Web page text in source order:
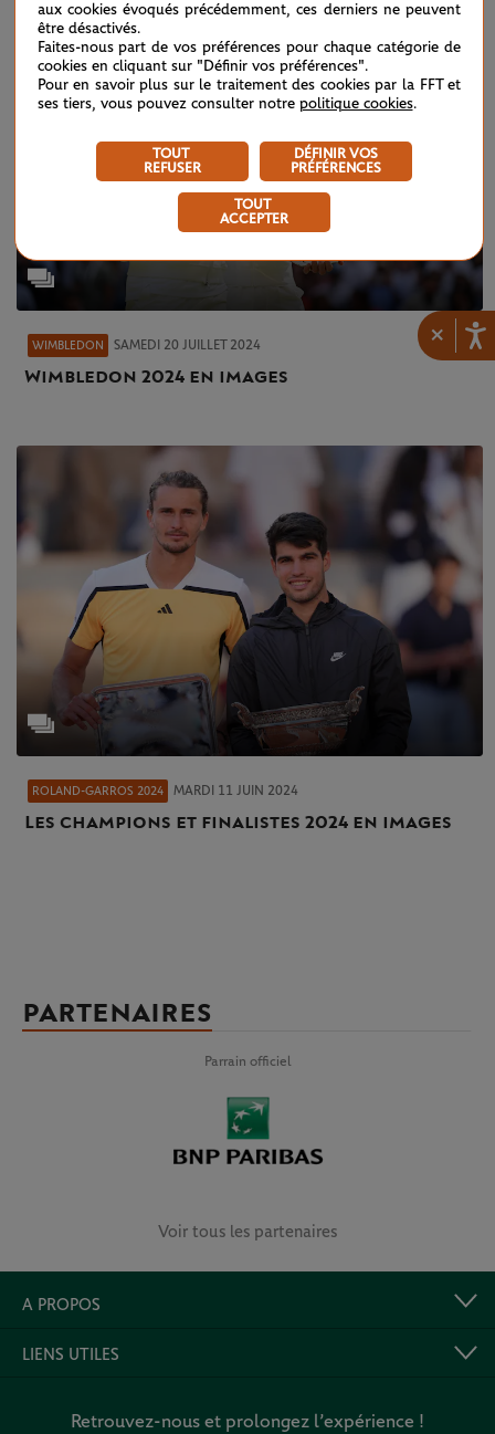
×
WIMBLEDON SAMEDI 20 JUILLET 2024
Wimbledon 2024 en images
ROLAND-GARROS 2024 MARDI 11 JUIN 2024
Les champions et finalistes 2024 en images
PARTENAIRES
Parrain officiel
Voir tous les partenaires
A PROPOS
LIENS UTILES
Retrouvez-nous et prolongez l’expérience !
aux cookies évoqués précédemment, ces derniers ne peuvent
être désactivés.
Faites-nous part de vos préférences pour chaque catégorie de
cookies en cliquant sur "Définir vos préférences".
Pour en savoir plus sur le traitement des cookies par la FFT et
ses tiers, vous pouvez consulter notre politique cookies.
TOUT
REFUSER
DÉFINIR VOS
PRÉFÉRENCES
TOUT
ACCEPTER